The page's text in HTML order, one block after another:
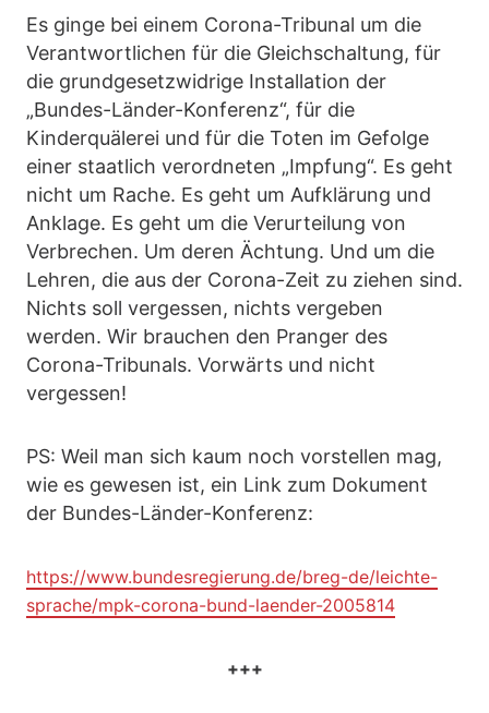
Es ginge bei einem Corona-Tribunal um die
Verantwortlichen für die Gleichschaltung, für
die grundgesetzwidrige Installation der
„Bundes-Länder-Konferenz“, für die
Kinderquälerei und für die Toten im Gefolge
einer staatlich verordneten „Impfung“. Es geht
nicht um Rache. Es geht um Aufklärung und
Anklage. Es geht um die Verurteilung von
Verbrechen. Um deren Ächtung. Und um die
Lehren, die aus der Corona-Zeit zu ziehen sind.
Nichts soll vergessen, nichts vergeben
werden. Wir brauchen den Pranger des
Corona-Tribunals. Vorwärts und nicht
vergessen!
PS: Weil man sich kaum noch vorstellen mag,
wie es gewesen ist, ein Link zum Dokument
der Bundes-Länder-Konferenz:
https://www.bundesregierung.de/breg-de/leichte-
sprache/mpk-corona-bund-laender-2005814
+++